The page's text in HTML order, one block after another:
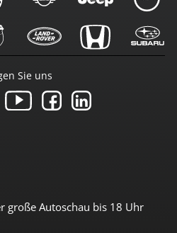
große Autoschau bis 18 Uhr
Sie uns